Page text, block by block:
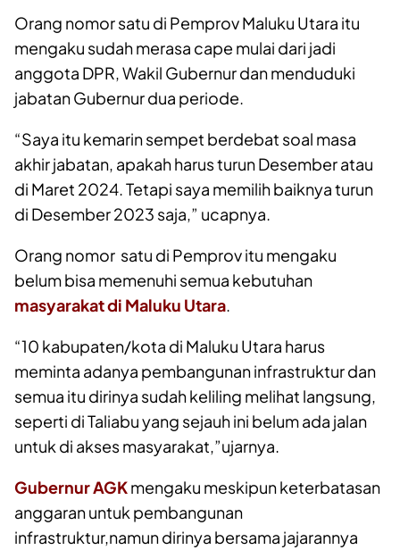
Orang nomor satu di Pemprov Maluku Utara itu
mengaku sudah merasa cape mulai dari jadi
anggota DPR, Wakil Gubernur dan menduduki
jabatan Gubernur dua periode.
“Saya itu kemarin sempet berdebat soal masa
akhir jabatan, apakah harus turun Desember atau
di Maret 2024. Tetapi saya memilih baiknya turun
di Desember 2023 saja,” ucapnya.
Orang nomor satu di Pemprov itu mengaku
belum bisa memenuhi semua kebutuhan
masyarakat di Maluku Utara.
“10 kabupaten/kota di Maluku Utara harus
meminta adanya pembangunan infrastruktur dan
semua itu dirinya sudah keliling melihat langsung,
seperti di Taliabu yang sejauh ini belum ada jalan
untuk di akses masyarakat,”ujarnya.
Gubernur AGKmengaku meskipun keterbatasan
anggaran untuk pembangunan
infrastruktur,namun dirinya bersama jajarannya